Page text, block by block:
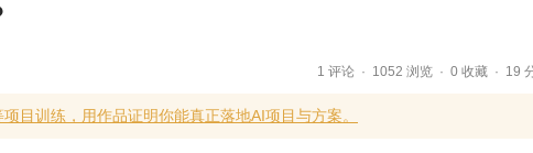
1 评论 1052 浏览 0 收藏 19
目训练，用作品证明你能真正落地AI项目与方案。